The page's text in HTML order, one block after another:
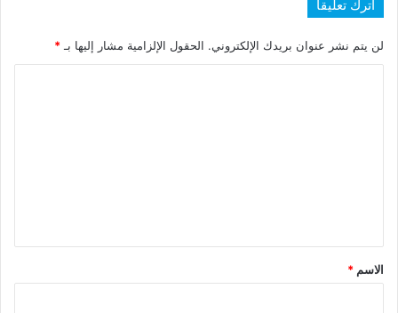
اترك تعليقاً
لن يتم نشر عنوان بريدك الإلكتروني. الحقول الإلزامية مشار إليها بـ *
*
الاسم *